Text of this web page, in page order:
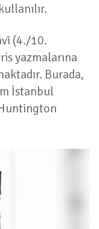
(4./10.
yazmalarına
Burada,
İstanbul